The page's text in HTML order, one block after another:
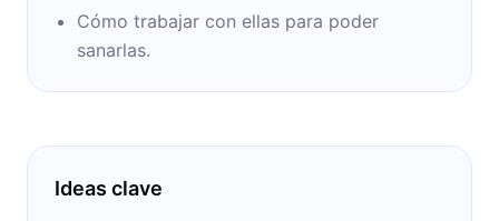
Cómo trabajar con ellas para poder
sanarlas.
Ideas clave